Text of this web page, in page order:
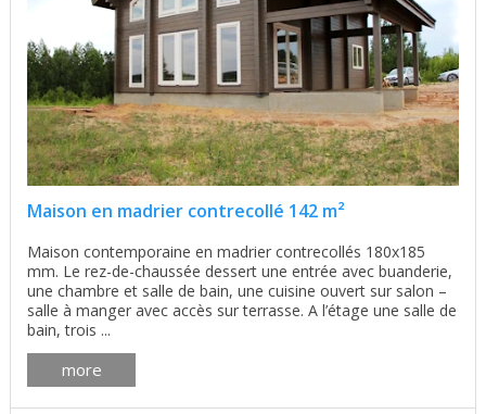
Maison en madrier contrecollé 142 m²
Maison contemporaine en madrier contrecollés 180x185
mm. Le rez-de-chaussée dessert une entrée avec buanderie,
une chambre et salle de bain, une cuisine ouvert sur salon –
salle à manger avec accès sur terrasse. A l’étage une salle de
bain, trois ...
more